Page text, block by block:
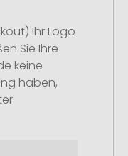
Ihr Logo
Sie Ihre
keine
haben,